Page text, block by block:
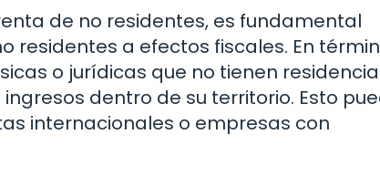
de no residentes, es fundamental
residentes a efectos fiscales. En
o jurídicas que no tienen
dentro de su territorio. Esto
internacionales o empresas con